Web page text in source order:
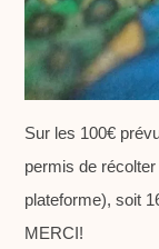
Sur les 100€
permis de
plateforme), soit
MERCI!